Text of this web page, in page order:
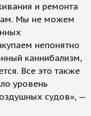
и ремонта
Мы не можем
непонятно
каннибализм,
Все это также
уровень
судов», —